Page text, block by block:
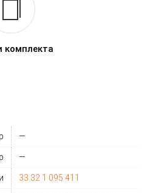
комплекта
—
—
33 32 1 095 411